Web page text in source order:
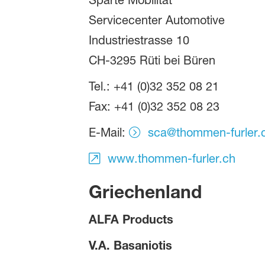
Servicecenter Automotive
Industriestrasse 10
CH-3295 Rüti bei Büren
Tel.: +41 (0)32 352 08 21
Fax: +41 (0)32 352 08 23
E-Mail:
sca@thommen-
www.thommen-furler.ch
Griechenland
ALFA Products
V.A. Basaniotis